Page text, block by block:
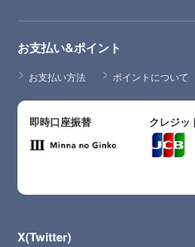
お支払い&ポイント
お支払い方法 ポイントについて
即時口座振替 クレジッ
X(Twitter)